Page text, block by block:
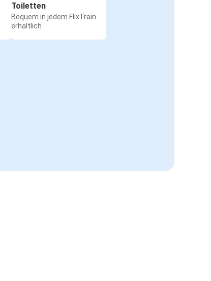
Toiletten
Bequem in jedem FlixTrain
erhältlich